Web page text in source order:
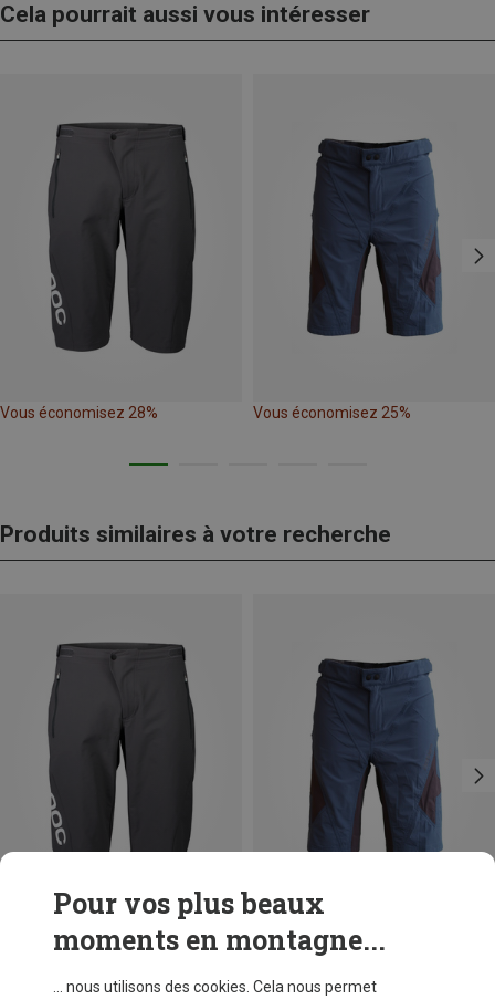
Cela pourrait aussi vous intéresser
Vous économisez 28% Vous économisez 25%
Produits similaires à votre recherche
Vous économisez 28% Vous économisez 25%
Pour vos plus beaux
moments en montagne...
... nous utilisons des cookies. Cela nous permet